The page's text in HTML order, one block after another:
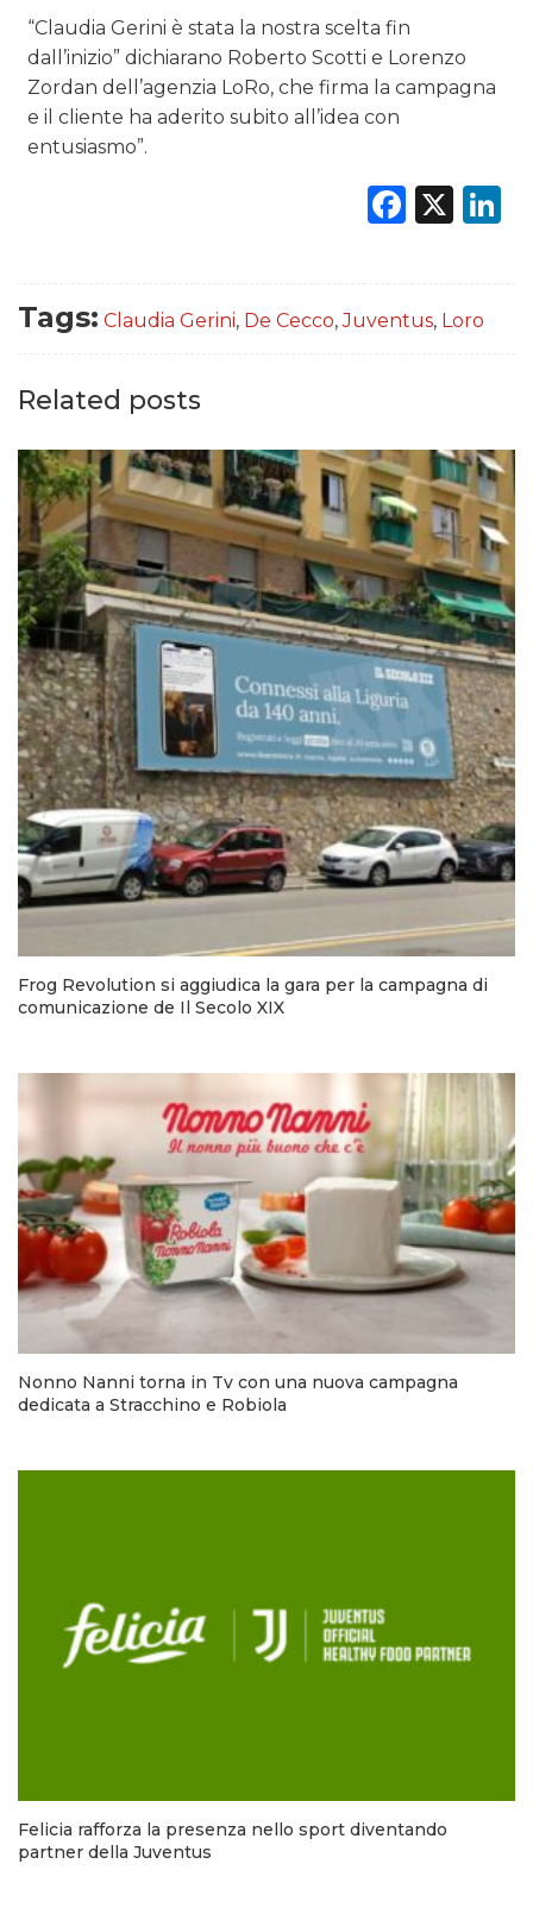
“Claudia Gerini è stata la nostra scelta fin
dall’inizio” dichiarano Roberto Scotti e Lorenzo
Zordan dell’agenzia LoRo, che firma la campagna
e il cliente ha aderito subito all’idea con
entusiasmo”.
X
Tags: Claudia Gerini, De Cecco,Juventus, Loro
Related posts
Frog Revolution si aggiudica la gara per la campagna di
comunicazione de Il Secolo XIX
Nonno Nanni torna in Tv con una nuova campagna
dedicata a Stracchino e Robiola
Felicia rafforza la presenza nello sport diventando
partner della Juventus